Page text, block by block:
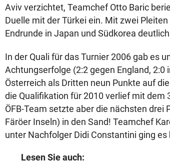
Aviv verzichtet, Teamchef Otto Baric
Duelle mit der Türkei ein. Mit zwei
Endrunde in Japan und Südkorea
In der Quali für das Turnier 2006 gab es
Achtungserfolge (2:2 gegen England,
Österreich als Dritten neun Punkte auf
die Qualifikation für 2010 verlief mit dem
ÖFB-Team setzte aber die nächsten drei
Färöer Inseln) in den Sand! Teamchef
unter Nachfolger Didi Constantini ging
Lesen Sie auch: